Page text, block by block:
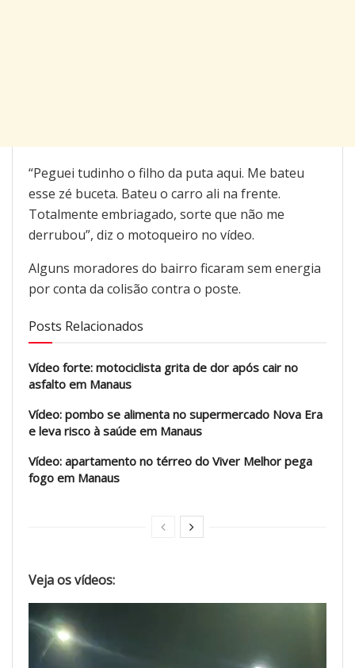
“Peguei tudinho o filho da puta aqui. Me bateu
esse zé buceta. Bateu o carro ali na frente.
Totalmente embriagado, sorte que não me
derrubou”, diz o motoqueiro no vídeo.
Alguns moradores do bairro ficaram sem energia
por conta da colisão contra o poste.
Posts Relacionados
Vídeo forte: motociclista grita de dor após cair no
asfalto em Manaus
Vídeo: pombo se alimenta no supermercado Nova Era
e leva risco à saúde em Manaus
Vídeo: apartamento no térreo do Viver Melhor pega
fogo em Manaus
Veja os vídeos:
Tocador
de
vídeo